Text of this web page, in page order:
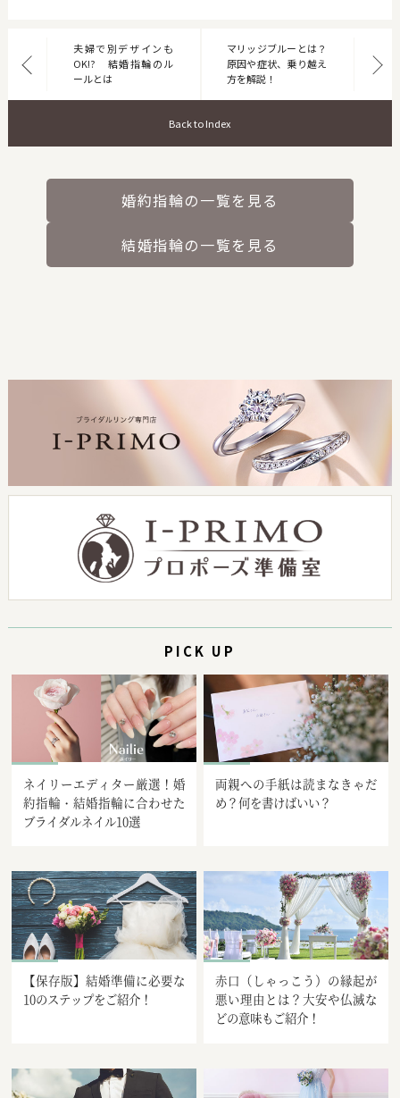
夫婦で別デザインも
OK!? 結婚指輪のル
ールとは
マリッジブルーとは？
原因や症状、乗り越え
方を解説！
Back to Index
婚約指輪の一覧を見る
結婚指輪の一覧を見る
PICK UP
ネイリーエディター厳選！婚
約指輪・結婚指輪に合わせた
ブライダルネイル10選
両親への手紙は読まなきゃだ
め？何を書けばいい？
【保存版】結婚準備に必要な
10のステップをご紹介！
赤口（しゃっこう）の縁起が
悪い理由とは？大安や仏滅な
どの意味もご紹介！